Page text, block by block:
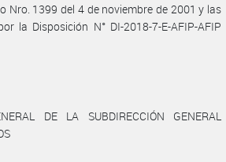
Nro. 1399 del 4 de noviembre de 2001 y las
la Disposición N° DI-2018-7-E-AFIP-AFIP
DE LA SUBDIRECCIÓN GENERAL